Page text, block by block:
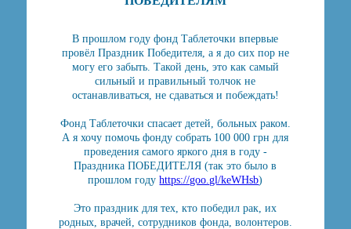
В прошлом году фонд Таблеточки впервые
провёл Праздник Победителя, а я до сих пор не
могу его забыть. Такой день, это как самый
сильный и правильный толчок не
останавливаться, не сдаваться и побеждать!
Фонд Таблеточки спасает детей, больных раком.
А я хочу помочь фонду собрать 100 000 грн для
проведения самого яркого дня в году -
Праздника ПОБЕДИТЕЛЯ (так это было в
прошлом годуhttps://goo.gl/keWHsb)
Это праздник для тех, кто победил рак, их
родных, врачей, сотрудников фонда, волонтеров.